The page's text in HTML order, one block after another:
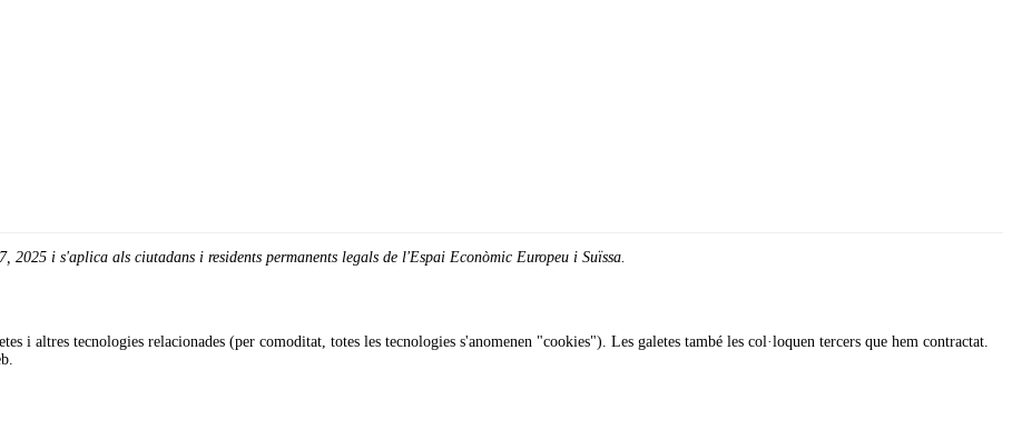
i s'aplica als ciutadans i residents permanents legals de l'Espai Econòmic Europeu i Suïssa.
i altres tecnologies relacionades (per comoditat, totes les tecnologies s'anomenen "cookies"). Les galetes també les col·loquen tercers que hem contractat.